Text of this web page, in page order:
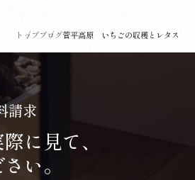
トップブログ菅平高原 いちごの収穫とレタス
請求
に見て、
い。